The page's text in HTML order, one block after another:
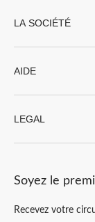
LA SOCIÉTÉ
AIDE
LEGAL
Soyez le
Recevez votre